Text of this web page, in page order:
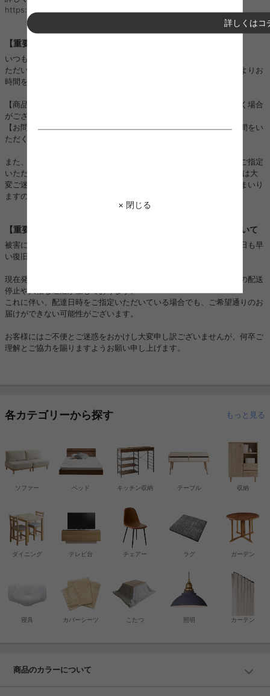
詳しくはコ
× 閉じる
https://kagu350.com/phishing
【重要】ご注文集中に伴う対応遅延のお詫びとお知らせ
いつも当店をご利用いただき誠にありがとうございます。
ただいまご注文が大変集中しており、以下の対応につきまして通常よりお
時間をいただく場合がございます。
【商品の発送】：順次進めておりますが、通常よりお時間をいただく場合
がございます。
【お問い合わせ対応】：順次進めておりますが、ご回答までにお時間をい
ただく場合がございます。
また、一部地域におきましては運送会社の配送状況の影響により、ご指定
いただいた日時通りにお届けできない場合がございます。 お客様には大
変ご迷惑をおかけいたしますが、一日も早く対応できるよう努めてまいり
ますので、何卒ご理解とご協力を賜りますようお願い申し上げます。
【重要】熊本地震に伴うお荷物のお届けとお盆期間の配送について
被害に遭われた皆様に、心よりお見舞い申し上げますとともに、一日も早
い復旧と、皆様の安全を心よりお祈り申し上げます。
現在発生しております地震の影響により、一部地域においてお荷物の配送
停止や大幅な遅延が生じております。
これに伴い、配達日時をご指定いただいている場合でも、ご希望通りのお
届けができない可能性がございます。
お客様にはご不便とご迷惑をおかけし大変申し訳ございませんが、何卒ご
理解とご協力を賜りますようお願い申し上げます。
各カテゴリーから探す もっと見る
ソファー ベッド 収納
キッチン収納
寝具 カバーシーツ
チェアー
テーブル
こたつ
テレビ台
ダイニング ラグ
カーテン
照明
ガーデン
商品のカラーについて